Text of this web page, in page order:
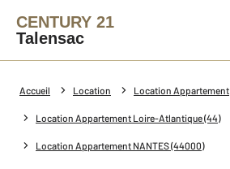
CENTURY 21
Talensac
Accueil Location Location Appartement
Location Appartement Loire-Atlantique (44)
Location Appartement NANTES (44000)